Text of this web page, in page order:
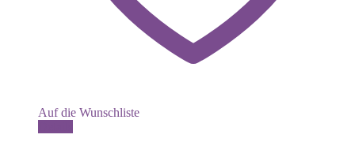
Auf die Wunschliste